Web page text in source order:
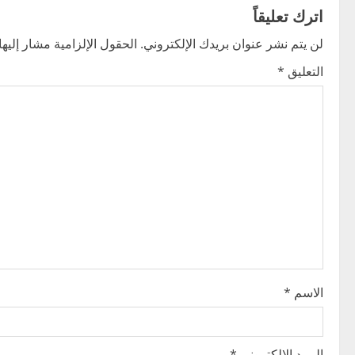
t
n
a
i
o
اترك تعليقاً
لن يتم نشر عنوان بريدك الإلكتروني. الحقول الإلزامية مشار
التعليق *
الاسم *